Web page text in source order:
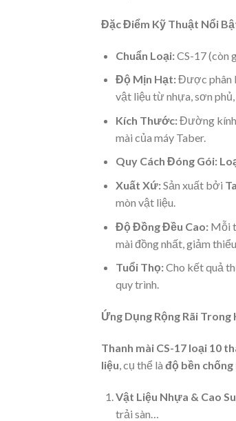
Đặc Điểm Kỹ Thuật Nổi
Chuẩn Loại:CS-17 (còn
Độ Mịn Hạt:Được phân
vật liệu từ nhựa, sơn
Kích Thước:Đường kính
mài của máy Taber.
Quy Cách Đóng Gói:
Xuất Xứ:Sản xuất bởi
mòn vật liệu.
Độ Đồng Đều Cao:Mỗi
mài đồng nhất, giảm
Tuổi Thọ:Cho kết quả
quy trình.
Ứng Dụng Rộng Rãi
Thanh mài CS-17 loại 10
liệu, cụ thể là độ bền
Vật Liệu Nhựa & Cao
trải sàn…